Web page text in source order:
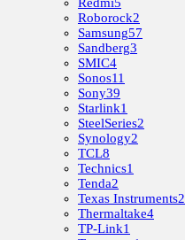
Roborock2
Samsung57
Sandberg3
SMIC4
Sonos11
Sony39
Starlink1
SteelSeries2
Synology2
TCL8
Technics1
Tenda2
Texas Instruments2
Thermaltake4
TP-Link1